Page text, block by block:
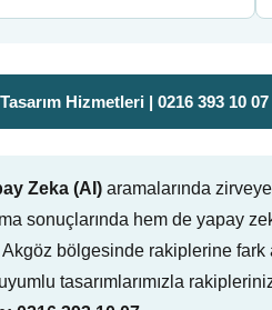
Hizmetleri | 0216 393 10 07
Zeka (AI) aramalarında zirveye
sonuçlarında hem de yapay
bölgesinde rakiplerine
tasarımlarımızla